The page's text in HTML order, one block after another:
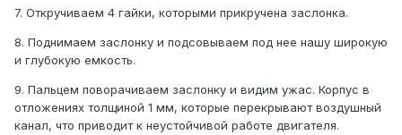
7. Откручиваем 4 гайки, которыми прикручена заслонка.
8. Поднимаем заслонку и подсовываем под нее нашу широкую
и глубокую емкость.
9. Пальцем поворачиваем заслонку и видим ужас. Корпус в
отложениях толщиной 1 мм, которые перекрывают воздушный
канал, что приводит к неустойчивой работе двигателя.